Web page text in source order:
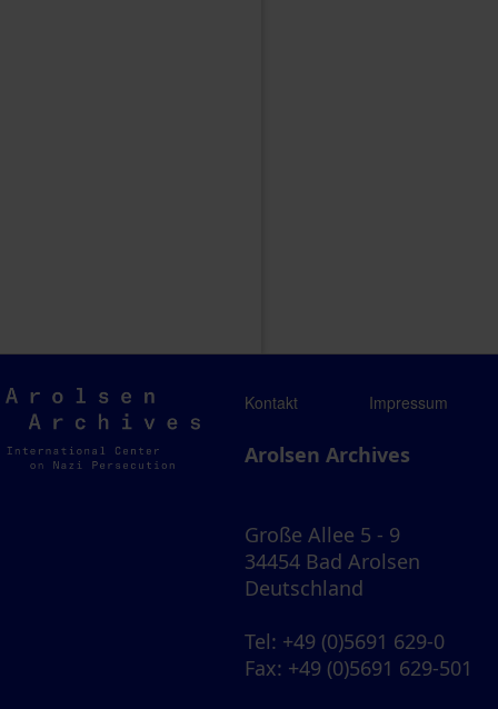
Arolsen
Archives
Kontakt Impressum
Arolsen Archives
Große Allee 5 - 9
34454 Bad Arolsen
Deutschland
Tel: +49 (0)5691 629-0
Fax: +49 (0)5691 629-501